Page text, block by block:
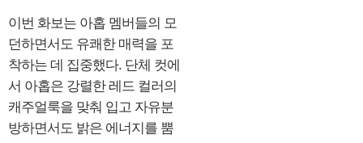
이번 화보는 아홉 멤버들의 모
던하면서도 유쾌한 매력을 포
착하는 데 집중했다. 단체 컷에
서 아홉은 강렬한 레드 컬러의
캐주얼룩을 맞춰 입고 자유분
방하면서도 밝은 에너지를 뿜